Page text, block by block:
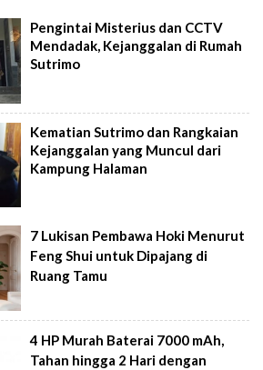
Pengintai Misterius dan CCTV
Mendadak, Kejanggalan di Rumah
Sutrimo
Kematian Sutrimo dan Rangkaian
Kejanggalan yang Muncul dari
Kampung Halaman
7 Lukisan Pembawa Hoki Menurut
Feng Shui untuk Dipajang di
Ruang Tamu
4 HP Murah Baterai 7000 mAh,
Tahan hingga 2 Hari dengan